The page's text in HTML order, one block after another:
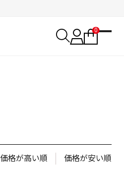
0
価格が高い順 価格が安い順